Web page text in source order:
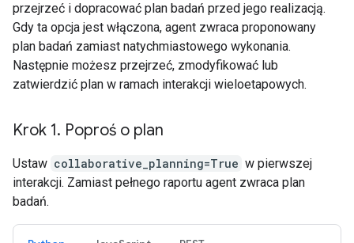
przejrzeć i dopracować plan badań przed jego realizacją.
Gdy ta opcja jest włączona, agent zwraca proponowany
plan badań zamiast natychmiastowego wykonania.
Następnie możesz przejrzeć, zmodyfikować lub
zatwierdzić plan w ramach interakcji wieloetapowych.
Krok 1. Poproś o plan
Ustaw collaborative_planning=True w pierwszej
interakcji. Zamiast pełnego raportu agent zwraca plan
badań.